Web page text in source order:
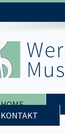
HOME
KONTAKT